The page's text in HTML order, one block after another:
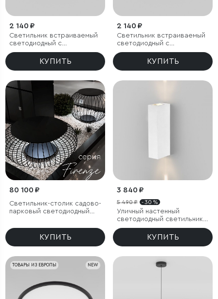
2 140 ₽
Светильник встраиваемый
светодиодный с
антибликовой решеткой
Tetro 10W 3000K черный
КУПИТЬ
2 140 ₽
Светильник встраиваемый
светодиодный с
антибликовой решеткой
Tetro 10W 4000K черный
КУПИТЬ
80 100 ₽
Светильник-столик садово-
парковый светодиодный
КУПИТЬ
3 840 ₽
5 490 ₽ - 30 %
Уличный настенный
светодиодный светильник
Blaze LED IP65
КУПИТЬ
NEW
ТОВАРЫ ИЗ ЕВРОПЫ